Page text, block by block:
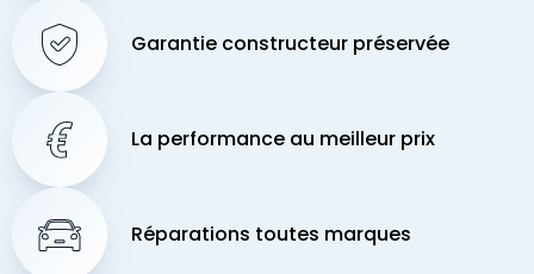
Garantie constructeur préservée
La performance au meilleur prix
Réparations toutes marques